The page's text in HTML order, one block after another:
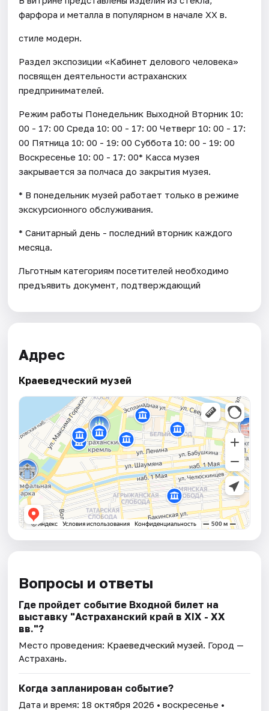
фарфора и металла в популярном в начале XX в.
стиле модерн.
Раздел экспозиции «Кабинет делового человека»
посвящен деятельности астраханских
предпринимателей.
Режим работы Понедельник Выходной Вторник 10:
00 - 17: 00 Среда 10: 00 - 17: 00 Четверг 10: 00 - 17:
00 Пятница 10: 00 - 19: 00 Суббота 10: 00 - 19: 00
Воскресенье 10: 00 - 17: 00* Касса музея
закрывается за полчаса до закрытия музея.
* В понедельник музей работает только в режиме
экскурсионного обслуживания.
* Санитарный день - последний вторник каждого
месяца.
Льготным категориям посетителей необходимо
предъявить документ, подтверждающий
Адрес
Краеведческий музей
Вопросы и ответы
Где пройдет событие Входной билет на
выставку "Астраханский край в XIX - XX
вв."?
Место проведения: Краеведческий музей. Город —
Астрахань.
Когда запланирован событие?
Дата и время: 18 октября 2026 • воскресенье •